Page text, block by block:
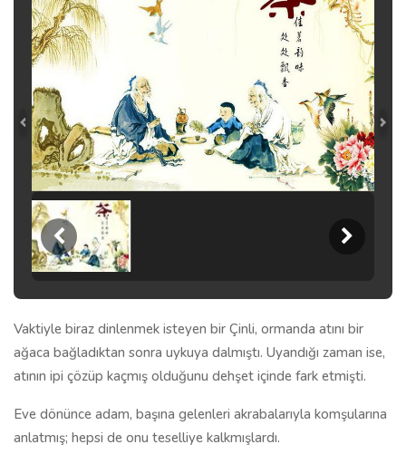
Vaktiyle biraz dinlenmek isteyen bir Çinli, ormanda atını bir
ağaca bağladıktan sonra uykuya dalmıştı. Uyandığı zaman ise,
atının ipi çözüp kaçmış olduğunu dehşet içinde fark etmişti.
Eve dönünce adam, başına gelenleri akrabalarıyla komşularına
anlatmış; hepsi de onu teselliye kalkmışlardı.